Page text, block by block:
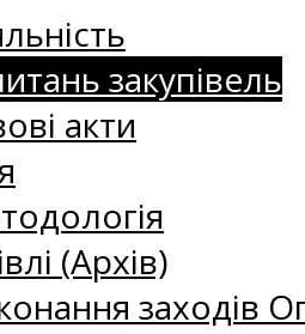
закупівель
акти
(Архів)
заходів